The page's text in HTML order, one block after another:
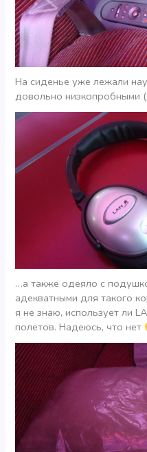
На сиденье уже лежали
довольно низкопробными
…а также одеяло с
адекватными для такого
я не знаю, использует ли
полетов. Надеюсь, что нет